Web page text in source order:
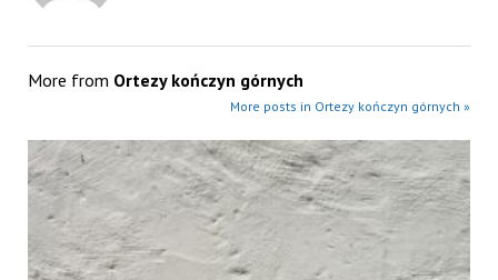
More from Ortezy kończyn górnych
More posts in Ortezy kończyn górnych »